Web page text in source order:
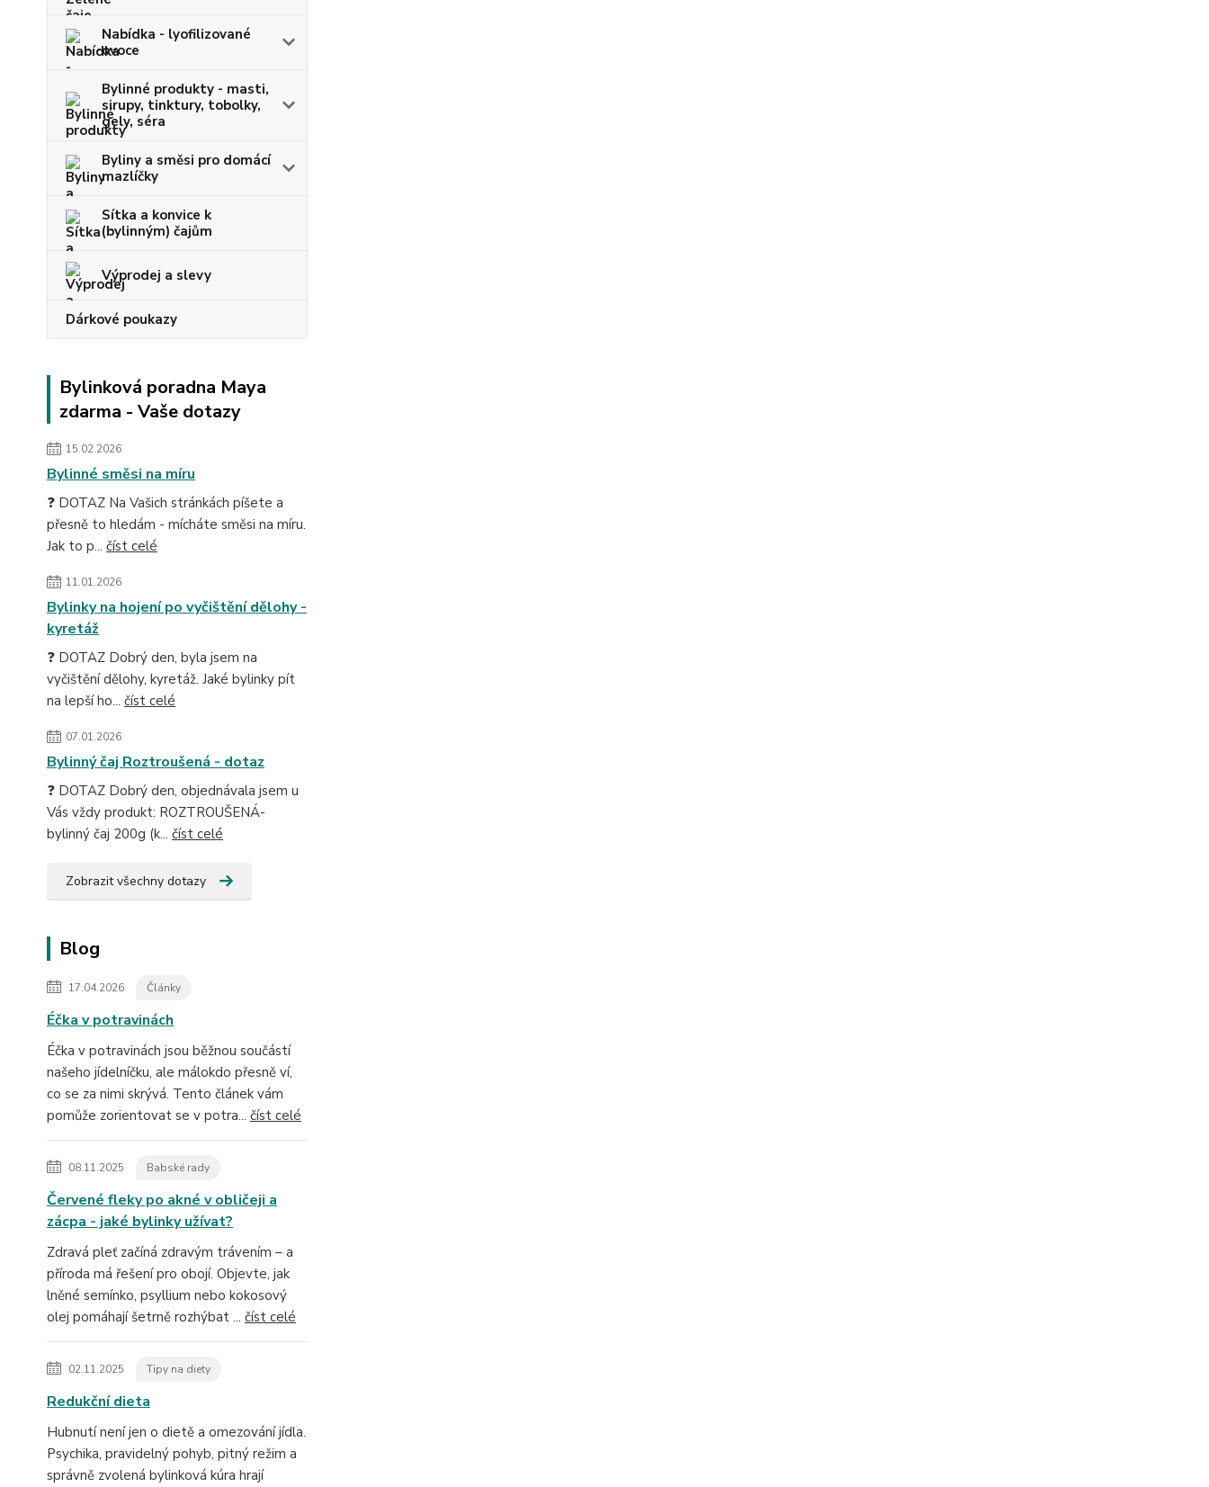
Nabídka - lyofilizované
ovoce
Bylinné produkty - masti,
sirupy, tinktury, tobolky,
gely, séra
Byliny a směsi pro domácí
mazlíčky
Sítka a konvice k
(bylinným) čajům
Výprodej a slevy
Dárkové poukazy
Bylinková poradna Maya
zdarma - Vaše dotazy
15.02.2026
Bylinné směsi na míru
❓ DOTAZ Na Vašich stránkách píšete a
přesně to hledám - mícháte směsi na míru.
Jak to p... číst celé
11.01.2026
Bylinky na hojení po vyčištění dělohy -
kyretáž
❓ DOTAZ Dobrý den, byla jsem na
vyčištění dělohy, kyretáž. Jaké bylinky pít
na lepší ho... číst celé
07.01.2026
Bylinný čaj Roztroušená - dotaz
❓ DOTAZ Dobrý den, objednávala jsem u
Vás vždy produkt: ROZTROUŠENÁ-
bylinný čaj 200g (k... číst celé
Zobrazit všechny dotazy
Blog
17.04.2026 Články
Éčka v potravinách
Éčka v potravinách jsou běžnou součástí
našeho jídelníčku, ale málokdo přesně ví,
co se za nimi skrývá. Tento článek vám
pomůže zorientovat se v potra... číst celé
08.11.2025 Babské rady
Červené fleky po akné v obličeji a
zácpa - jaké bylinky užívat?
Zdravá pleť začíná zdravým trávením – a
příroda má řešení pro obojí. Objevte, jak
lněné semínko, psyllium nebo kokosový
olej pomáhají šetrně rozhýbat ... číst celé
02.11.2025 Tipy na diety
Redukční dieta
Hubnutí není jen o dietě a omezování jídla.
Psychika, pravidelný pohyb, pitný režim a
správně zvolená bylinková kúra hrají